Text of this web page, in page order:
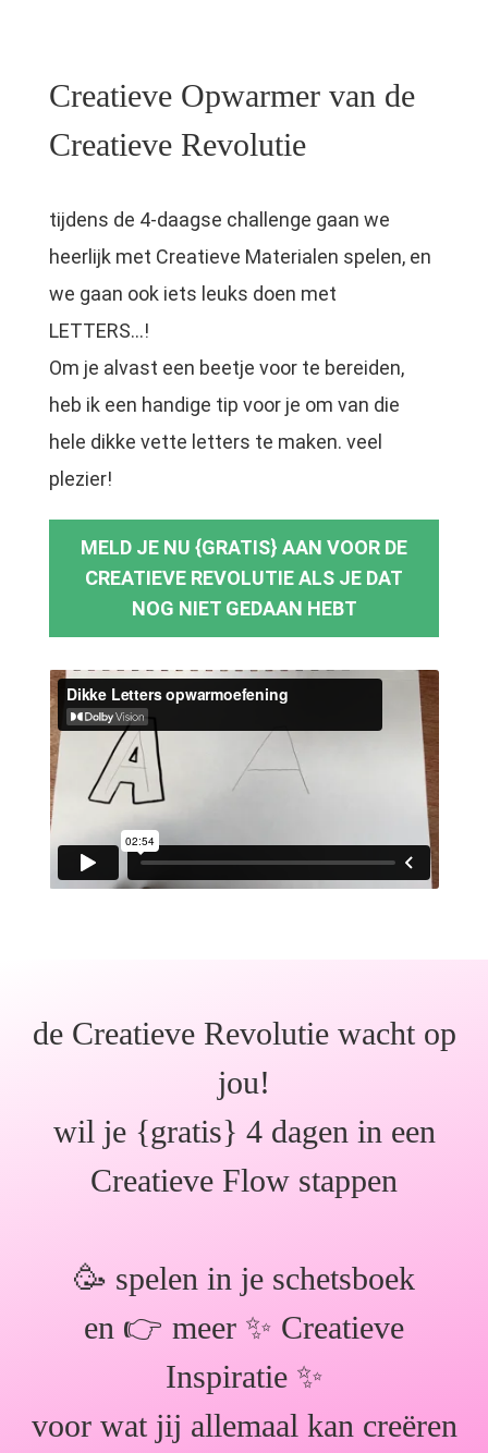
Creatieve Opwarmer van de
Creatieve Revolutie
tijdens de 4-daagse challenge gaan we
heerlijk met Creatieve Materialen spelen, en
we gaan ook iets leuks doen met
LETTERS...!
Om je alvast een beetje voor te bereiden,
heb ik een handige tip voor je om van die
hele dikke vette letters te maken. veel
plezier!
MELD JE NU {GRATIS} AAN VOOR DE
CREATIEVE REVOLUTIE ALS JE DAT
NOG NIET GEDAAN HEBT
de Creatieve Revolutie wacht op
jou!
wil je {gratis} 4 dagen in een
Creatieve Flow stappen
🥳 spelen in je schetsboek
en 👉 meer ✨ Creatieve
Inspiratie ✨
voor wat jij allemaal kan creëren